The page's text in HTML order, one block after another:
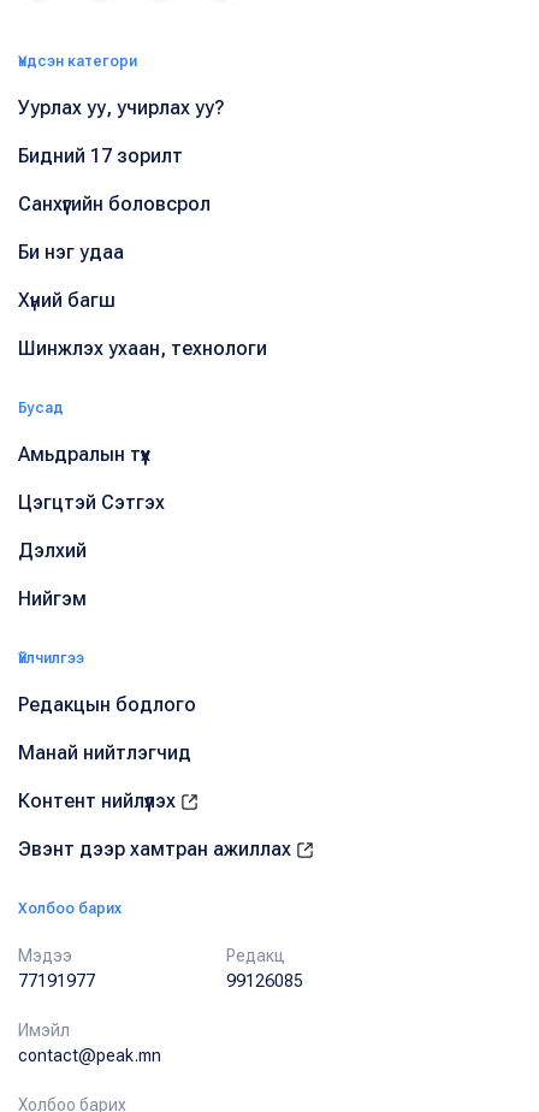
Үндсэн категори
Уурлах уу, учирлах уу?
Бидний 17 зорилт
Санхүүгийн боловсрол
Би нэг удаа
Хүний багш
Шинжлэх ухаан, технологи
Бусад
Амьдралын түүх
Цэгцтэй Сэтгэх
Дэлхий
Нийгэм
Үйлчилгээ
Редакцын бодлого
Манай нийтлэгчид
Контент нийлүүлэх
Эвэнт дээр хамтран ажиллах
Холбоо барих
Мэдээ
77191977
Редакц
99126085
Имэйл
contact@peak.mn
Холбоо барих